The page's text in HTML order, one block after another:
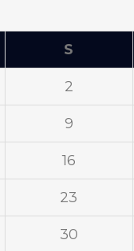
S
2
9
16
23
30